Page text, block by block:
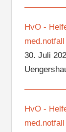
HvO -
med.notfall
30. Juli
HvO -
med.notfall